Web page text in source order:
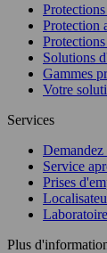
Protection
Solutions
Gammes
Votre
Services
Service
Prises
Plus